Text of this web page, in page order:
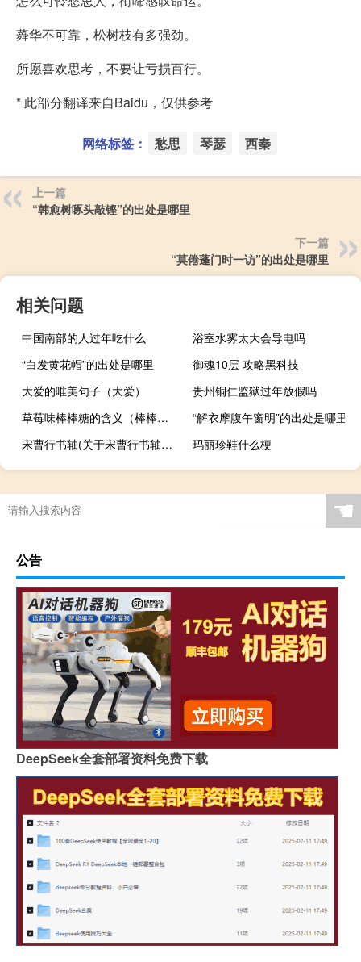
蕣华不可靠，松树枝有多强劲。
所愿喜欢思考，不要让亏损百行。
* 此部分翻译来自Baidu，仅供参考
网络标签： 愁思 琴瑟 西秦
上一篇
“韩愈树啄头敲铿”的出处是哪里
下一篇
“莫倦蓬门时一访”的出处是哪里
相关问题
中国南部的人过年吃什么
浴室水雾太大会导电吗
“白发黄花帽”的出处是哪里
御魂10层 攻略黑科技
大爱的唯美句子（大爱）
贵州铜仁监狱过年放假吗
草莓味棒棒糖的含义（棒棒糖的含义）
“解衣摩腹午窗明”的出处是哪里
宋曹行书轴(关于宋曹行书轴简述)
玛丽珍鞋什么梗
☚
公告
DeepSeek全套部署资料免费下载